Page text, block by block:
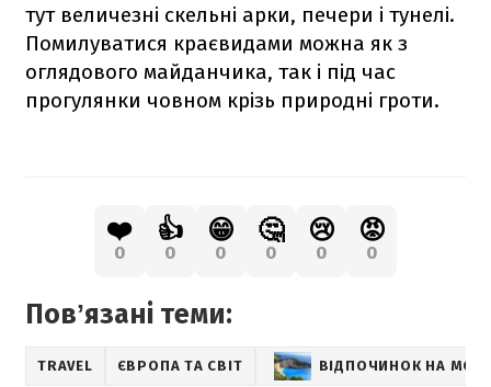
тут величезні скельні арки, печери і тунелі.
Помилуватися краєвидами можна як з
оглядового майданчика, так і під час
прогулянки човном крізь природні гроти.
❤️
0
👍
0
😁
0
🤔
0
😢
0
😡
0
Повʼязані теми:
TRAVEL ЄВРОПА ТА СВІТ ВІДПОЧИНОК НА МОРІ